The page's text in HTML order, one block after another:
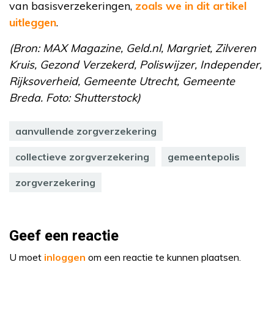
van basisverzekeringen, zoals we in dit artikel
uitleggen.
(Bron: MAX Magazine, Geld.nl, Margriet, Zilveren
Kruis, Gezond Verzekerd, Poliswijzer, Independer,
Rijksoverheid, Gemeente Utrecht, Gemeente
Breda. Foto: Shutterstock)
aanvullende zorgverzekering
collectieve zorgverzekering gemeentepolis
zorgverzekering
Geef een reactie
U moet inloggen om een reactie te kunnen plaatsen.